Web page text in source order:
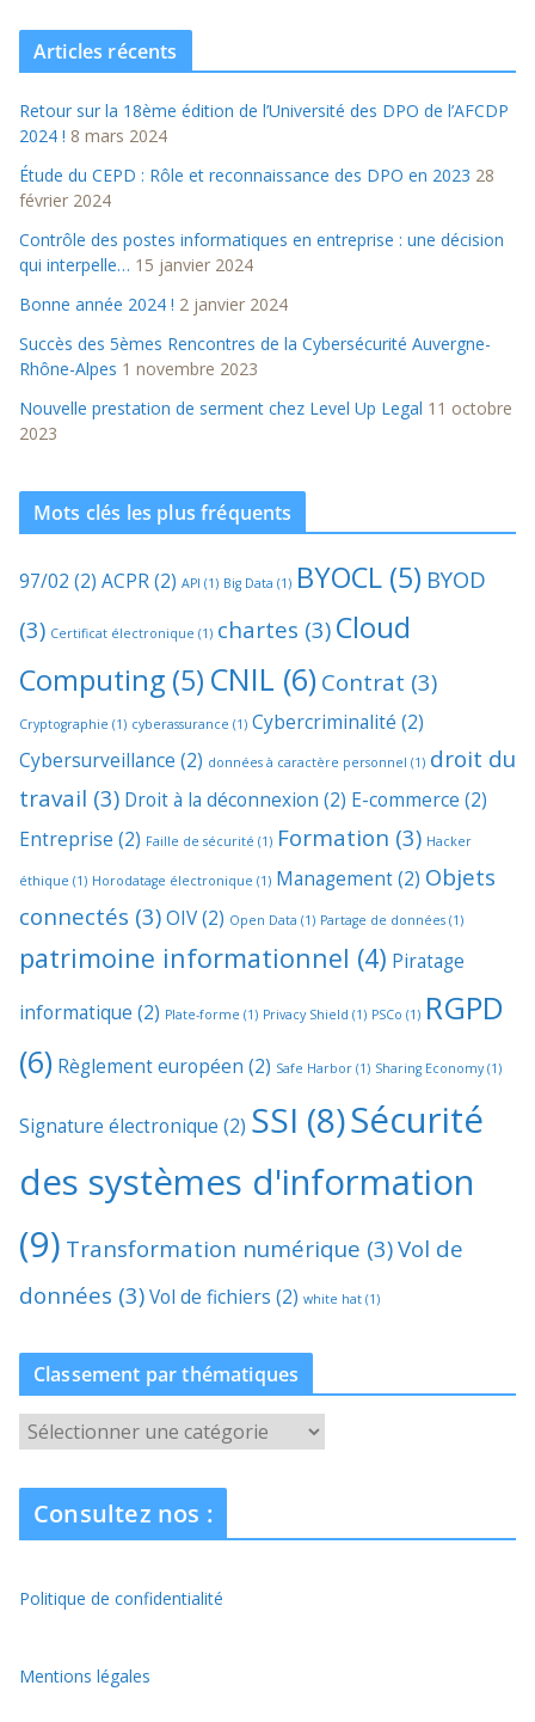
Articles récents
Retour sur la 18ème édition de l’Université des DPO de l’AFCDP
2024 ! 8 mars 2024
Étude du CEPD : Rôle et reconnaissance des DPO en 2023 28
février 2024
Contrôle des postes informatiques en entreprise : une décision
qui interpelle… 15 janvier 2024
Bonne année 2024 ! 2 janvier 2024
Succès des 5èmes Rencontres de la Cybersécurité Auvergne-
Rhône-Alpes 1 novembre 2023
Nouvelle prestation de serment chez Level Up Legal 11 octobre
2023
Mots clés les plus fréquents
97/02 (2) ACPR(2) API (1) Big Data (1) BYOCL (5) BYOD
(3) Certificat électronique (1) chartes (3) Cloud
Computing (5) CNIL (6) Contrat (3)
Cryptographie (1) cyberassurance (1) Cybercriminalité (2)
Cybersurveillance (2) données à caractère personnel (1) droit du
travail (3) Droit à la déconnexion (2) E-commerce (2)
Entreprise (2) Faille de sécurité (1) Formation (3) Hacker
éthique (1) Horodatage électronique (1) Management(2) Objets
connectés (3)OIV(2) Open Data (1) Partage de données (1)
patrimoine informationnel (4) Piratage
informatique (2) Plate-forme (1) Privacy Shield (1) PSCo (1) RGPD
(6) Règlement européen (2) Safe Harbor (1) Sharing Economy(1)
Signature électronique (2) SSI (8)Sécurité
des systèmes d'information
(9) Transformation numérique (3)Vol de
données (3)Vol de fichiers (2) white hat (1)
Classement par thématiques
l
a
s
m
n
Consultez nos :
Politique de confidentialité
Mentions légales